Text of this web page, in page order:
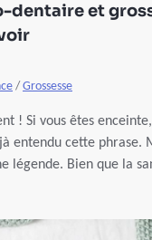
dentaire et
/ Grossesse
avez
entendu cette phrase.
légende. Bien que la
de les